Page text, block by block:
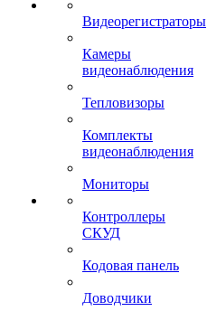
Видеорегистраторы
Камеры
видеонаблюдения
Тепловизоры
Комплекты
видеонаблюдения
Мониторы
Контроллеры
СКУД
Кодовая панель
Доводчики